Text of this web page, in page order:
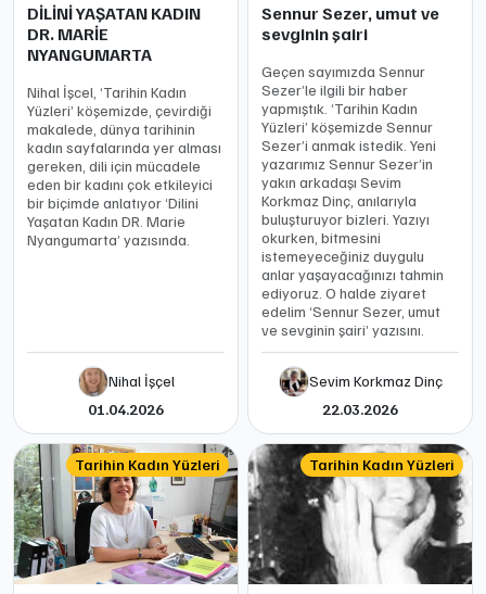
DİLİNİ YAŞATAN KADIN
DR. MARİE
NYANGUMARTA
Nihal İşcel, ‘Tarihin Kadın
Yüzleri’ köşemizde, çevirdiği
makalede, dünya tarihinin
kadın sayfalarında yer alması
gereken, dili için mücadele
eden bir kadını çok etkileyici
bir biçimde anlatıyor ‘Dilini
Yaşatan Kadın DR. Marie
Nyangumarta’ yazısında.
Nihal İşçel
01.04.2026
Sennur Sezer, umut ve
sevginin şairi
Geçen sayımızda Sennur
Sezer’le ilgili bir haber
yapmıştık. ‘Tarihin Kadın
Yüzleri’ köşemizde Sennur
Sezer’i anmak istedik. Yeni
yazarımız Sennur Sezer’in
yakın arkadaşı Sevim
Korkmaz Dinç, anılarıyla
buluşturuyor bizleri. Yazıyı
okurken, bitmesini
istemeyeceğiniz duygulu
anlar yaşayacağınızı tahmin
ediyoruz. O halde ziyaret
edelim ‘Sennur Sezer, umut
ve sevginin şairi’ yazısını.
Sevim Korkmaz Dinç
22.03.2026
Tarihin Kadın Yüzleri Tarihin Kadın Yüzleri